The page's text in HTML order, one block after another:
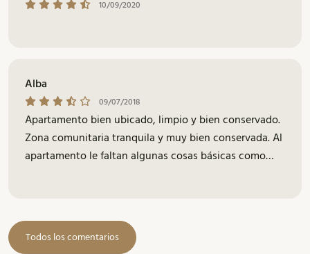
10/09/2020
Alba
09/07/2018
Apartamento bien ubicado, limpio y bien conservado.
Zona comunitaria tranquila y muy bien conservada. Al
apartamento le faltan algunas cosas básicas como
Todos los comentarios